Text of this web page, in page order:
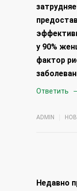
у 90%
фактор
Ответить
ADMIN
Недавно